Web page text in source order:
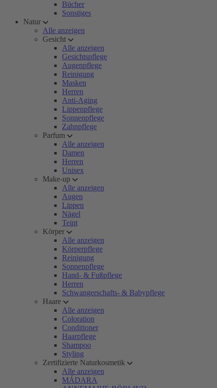
Bücher
Sonstiges
Natur
Alle anzeigen
Gesicht
Alle anzeigen
Gesichtspflege
Augenpflege
Reinigung
Masken
Herren
Anti-Aging
Lippenpflege
Sonnenpflege
Zahnpflege
Parfum
Alle anzeigen
Damen
Herren
Unisex
Make-up
Alle anzeigen
Augen
Lippen
Nägel
Teint
Körper
Alle anzeigen
Körperpflege
Reinigung
Sonnenpflege
Hand- & Fußpflege
Herren
Schwangerschafts- & Babypflege
Haare
Alle anzeigen
Coloration
Conditioner
Haarpflege
Shampoo
Styling
Zertifizierte Naturkosmetik
Alle anzeigen
MÁDARA